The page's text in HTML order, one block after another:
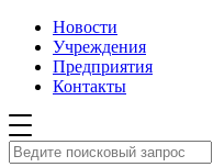
Новости
Учреждения
Предприятия
Контакты